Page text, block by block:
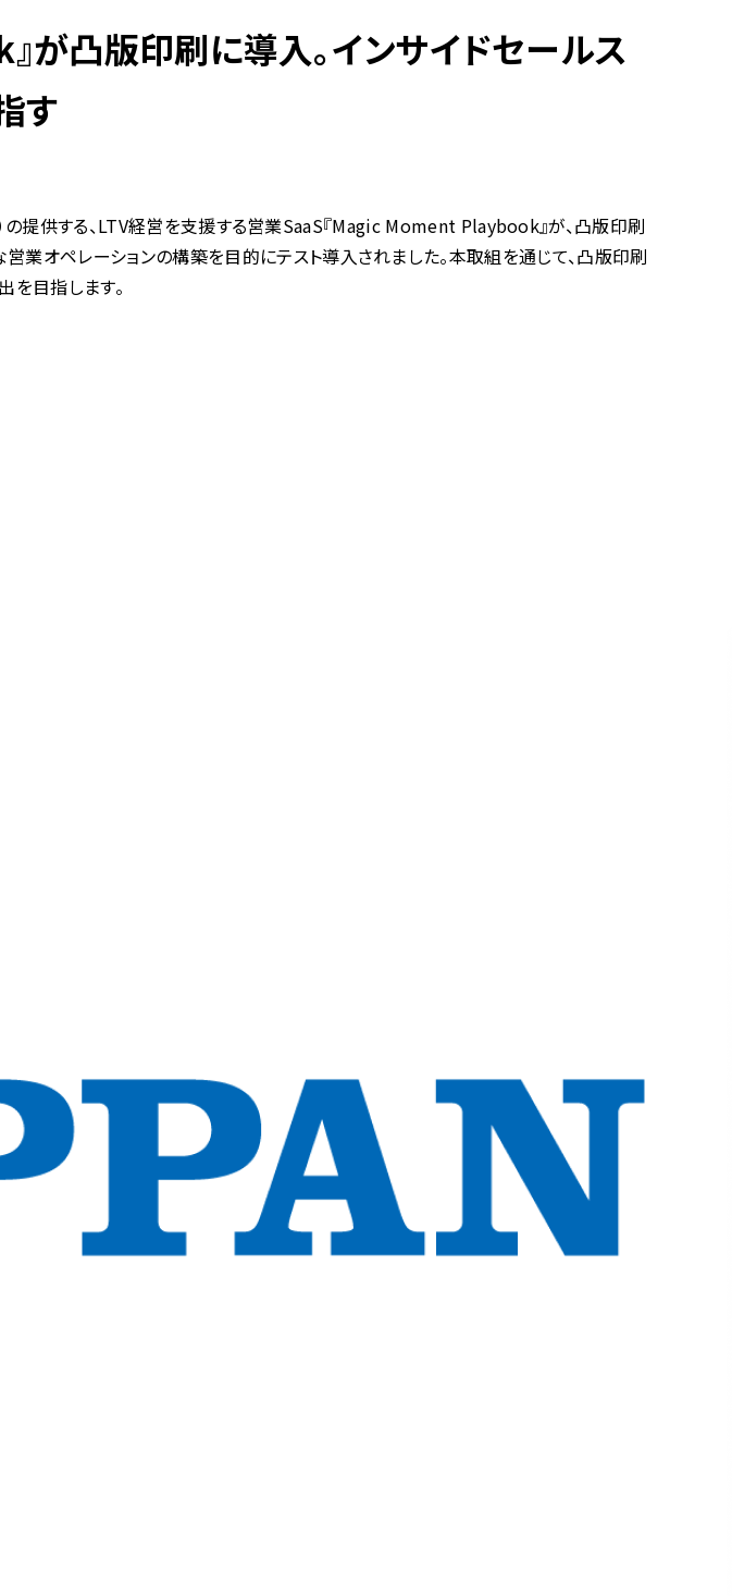
凸版印刷に導入。インサイドセールス
す
提供する、LTV経営を支援する営業SaaS『Magic Moment Playbook』が、凸版印刷
業オペレーションの構築を目的にテスト導入されました。本取組を通じて、凸版印刷
目指します。